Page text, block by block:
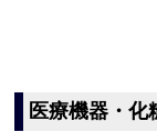
医療機器・化